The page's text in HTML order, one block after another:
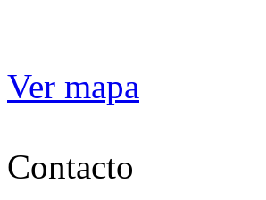
Ver mapa
Contacto